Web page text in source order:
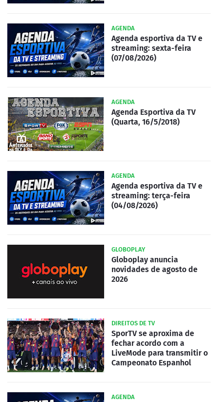
AGENDA
Agenda esportiva da TV e
streaming: sexta-feira
(07/08/2026)
AGENDA
Agenda Esportiva da TV
(Quarta, 16/5/2018)
AGENDA
Agenda esportiva da TV e
streaming: terça-feira
(04/08/2026)
GLOBOPLAY
Globoplay anuncia
novidades de agosto de
2026
DIREITOS DE TV
SporTV se aproxima de
fechar acordo com a
LiveMode para transmitir o
Campeonato Espanhol
AGENDA